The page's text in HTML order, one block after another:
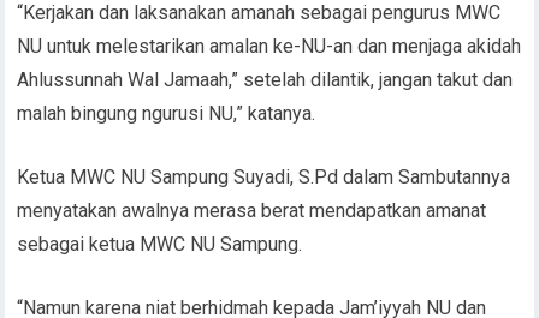
“Kerjakan dan laksanakan amanah sebagai pengurus MWC
NU untuk melestarikan amalan ke-NU-an dan menjaga akidah
Ahlussunnah Wal Jamaah,” setelah dilantik, jangan takut dan
malah bingung ngurusi NU,” katanya.
Ketua MWC NU Sampung Suyadi, S.Pd dalam Sambutannya
menyatakan awalnya merasa berat mendapatkan amanat
sebagai ketua MWC NU Sampung.
“Namun karena niat berhidmah kepada Jam’iyyah NU dan